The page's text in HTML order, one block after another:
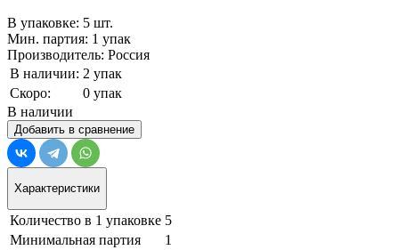
В упаковке: 5 шт.
Мин. партия: 1 упак
Производитель: Россия
В наличии: 2 упак
Скоро:
0 упак
В наличии
Добавить в сравнение
Характеристики
Количество в 1 упаковке 5
Минимальная партия
1